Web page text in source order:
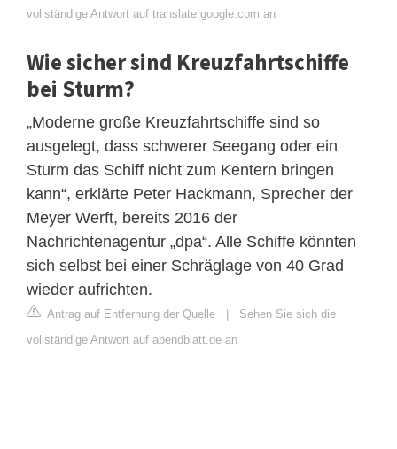
vollständige Antwort auf translate.google.com an
Wie sicher sind Kreuzfahrtschiffe
bei Sturm?
„Moderne große Kreuzfahrtschiffe sind so
ausgelegt, dass schwerer Seegang oder ein
Sturm das Schiff nicht zum Kentern bringen
kann“, erklärte Peter Hackmann, Sprecher der
Meyer Werft, bereits 2016 der
Nachrichtenagentur „dpa“. Alle Schiffe könnten
sich selbst bei einer Schräglage von 40 Grad
wieder aufrichten.
Antrag auf Entfernung der Quelle
Sehen Sie sich die
vollständige Antwort auf abendblatt.de an